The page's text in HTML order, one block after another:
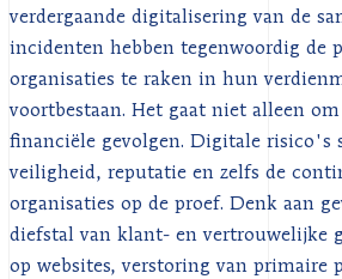
verdergaande digitalisering van de
incidenten hebben tegenwoordig de
organisaties te raken in hun
voortbestaan. Het gaat niet alleen
financiële gevolgen. Digitale risico's
veiligheid, reputatie en zelfs de
organisaties op de proef. Denk aan
diefstal van klant- en vertrouwelijke
op websites, verstoring van primaire